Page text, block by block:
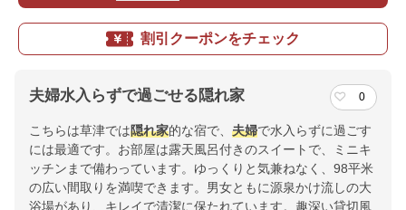
割引クーポンをチェック
夫婦水入らずで過ごせる隠れ家 0
こちらは草津では隠れ家的な宿で、 夫婦で水入らずに過ごす
には最適です。お部屋は露天風呂付きのスイートで、ミニキ
ッチンまで備わっています。ゆっくりと気兼ねなく、98平米
の広い間取りを満喫できます。男女ともに源泉かけ流しの大
浴場があり、キレイで清潔に保たれています。趣深い貸切風